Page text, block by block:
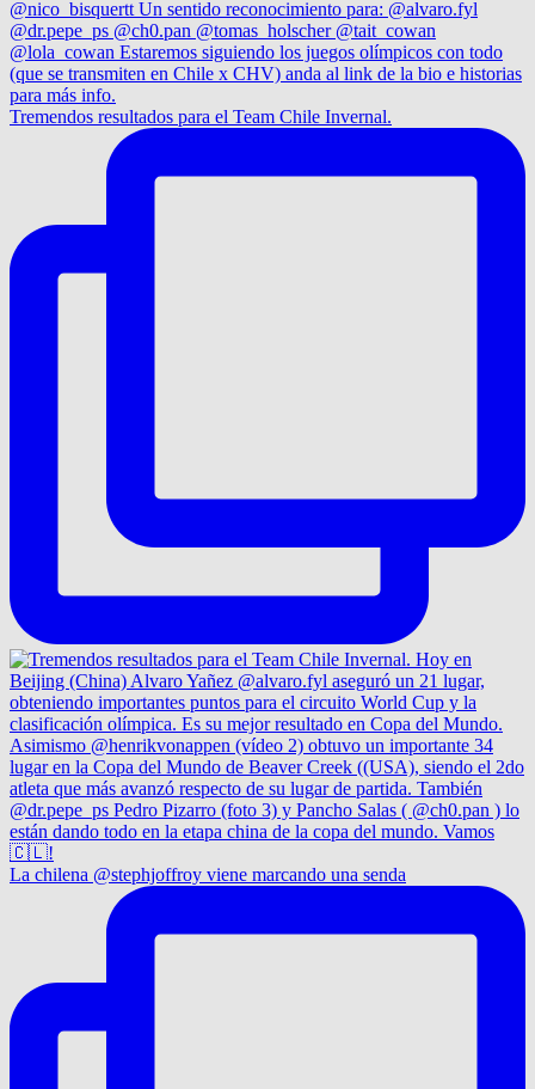
Tremendos resultados para el Team Chile Invernal.
La chilena @stephjoffroy viene marcando una senda